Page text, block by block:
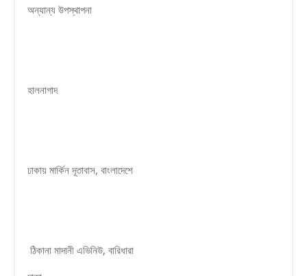
অন্যান্য উপস্থাপনা
হালনাগাদ
ঢাকায় মার্কিন দূতাবাস, বাংলাদেশে
ঠিকানা মাদানী এভিনিউ, বারিধারা